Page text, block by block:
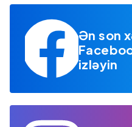
Ən son
izləyin